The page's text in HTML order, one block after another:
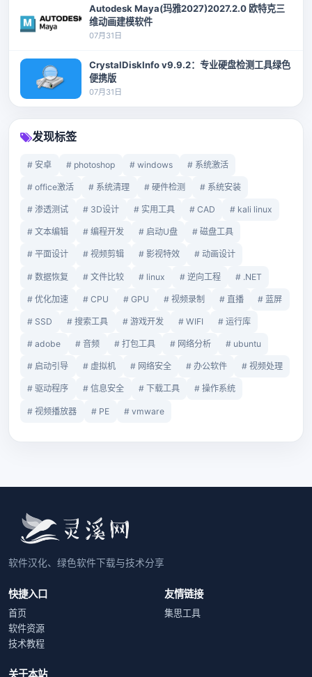
Autodesk Maya(玛雅2027)2027.2.0 欧特克三
维动画建模软件
07月31日
CrystalDiskInfo v9.9.2：专业硬盘检测工具绿色
便携版
07月31日
发现标签
# 安卓 # photoshop # windows # 系统激活
# office激活 # 系统清理 # 硬件检测 # 系统安装
# 渗透测试 # 3D设计 # 实用工具 # CAD # kali linux
# 文本编辑 # 编程开发 # 启动U盘 # 磁盘工具
# 平面设计 # 视频剪辑 # 影视特效 # 动画设计
# 数据恢复 # 文件比较 # linux # 逆向工程 # .NET
# 优化加速 # CPU # GPU # 视频录制 # 直播 # 蓝屏
# SSD # 搜索工具 # 游戏开发 # WIFI # 运行库
# adobe # 音频 # 打包工具 # 网络分析 # ubuntu
# 启动引导 # 虚拟机 # 网络安全 # 办公软件 # 视频处理
# 驱动程序 # 信息安全 # 下载工具 # 操作系统
# 视频播放器 # PE # vmware
软件汉化、绿色软件下载与技术分享
快捷入口
首页
软件资源
技术教程
友情链接
集思工具
关于本站